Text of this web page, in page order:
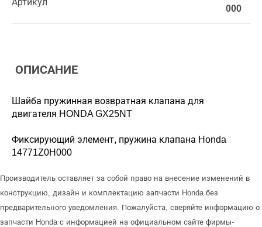
Артикул
000
ОПИСАНИЕ
Шайба пружинная возвратная клапана для
двигателя HONDA GX25NT
Фиксирующий элемент, пружина клапана Honda
14771Z0H000
Производитель оставляет за собой право на внесение изменений в
конструкцию, дизайн и комплектацию запчасти Honda без
предварительного уведомления. Пожалуйста, сверяйте информацию о
запчасти Honda с информацией на официальном сайте фирмы-